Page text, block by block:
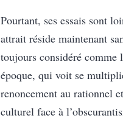
Pourtant, ses essais sont
attrait réside maintenant
toujours considéré comme
époque, qui voit se
renoncement au rationnel
culturel face à